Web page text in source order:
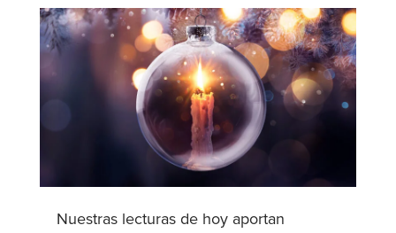
Nuestras lecturas de hoy aportan